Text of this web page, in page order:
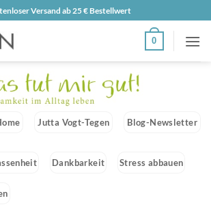
Versand ab 25 € Bestellwert
0
Jutta Vogt-Tegen Blog-Newsletter
Dankbarkeit Stress abbauen